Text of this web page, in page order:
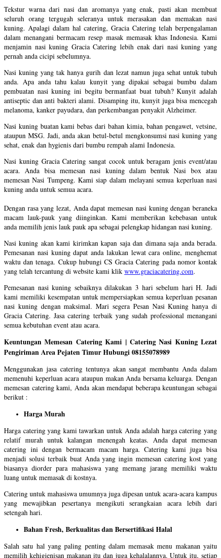
Tekstur warna dari nasi dan aromanya yang enak, pasti akan membuat
seluruh orang tergugah seleranya untuk merasakan dan memakan nasi
kuning. Apalagi dalam hal catering, Gracia Catering telah berpengalaman
dalam menangani bermacam resep masak memasak khas Indonesia. Kami
menjamin nasi kuning Gracia Catering lebih enak dari nasi kuning yang
pernah anda cicipi sebelumnya.
Nasi kuning yang tak hanya gurih dan lezat namun juga sehat untuk tubuh
anda. Apa anda tahu kalau kunyit yang dipakai sebagai bumbu dalam
pembuatan nasi kuning ini begitu bermanfaat buat tubuh? Kunyit adalah
antiseptic dan anti bakteri alami. Disamping itu, kunyit juga bisa mencegah
melanoma, kanker payudara, dan perkembangan penyakit Alzheimer.
Nasi kuning buatan kami bebas dari bahan kimia, bahan pengawet, vetsine,
ataupun MSG. Jadi, anda akan betul-betul mengkonsumsi nasi kuning yang
sehat, enak dan hygienis dari bumbu rempah alami Indonesia.
Nasi kuning Gracia Catering sangat cocok untuk beragam jenis event/atau
acara. Anda bisa memesan nasi kuning dalam bentuk Nasi box atau
memesan Nasi Tumpeng. Kami siap dalam melayani semua keperluan nasi
kuning anda untuk semua acara.
Dengan rasa yang lezat, Anda dapat memesan nasi kuning dengan beraneka
macam lauk-pauk yang diinginkan. Kami memberikan kebebasan untuk
anda memilih jenis lauk pauk apa sebagai pelengkap hidangan nasi kuning.
Nasi kuning akan kami kirimkan kapan saja dan dimana saja anda berada.
Pemesanan nasi kuning dapat anda lakukan lewat cara online, menghemat
waktu dan tenaga. Cukup hubungi CS Gracia Catering pada nomor kontak
yang telah tercantung di website kami klik www.graciacatering.com.
Pemesanan nasi kuning sebaiknya dilakukan 3 hari sebelum hari H. Jadi
kami memiliki kesempatan untuk mempersiapkan semua keperluan pesanan
nasi kuning dengan maksimal. Mari segera Pesan Nasi Kuning hanya di
Gracia Catering. Jasa catering terbaik yang sudah professional menangani
semua kebutuhan event atau acara.
Keuntungan Memesan Catering Kami | Catering Nasi Kuning Lezat
Pengiriman Area Pejaten Timur Hubungi 08155078989
Menggunakan jasa catering tentunya akan sangat membantu Anda dalam
memenuhi keperluan acara ataupun makan Anda bersama keluarga. Dengan
memesan catering kami, Anda akan mendapat beberapa keuntungan sebagai
berikut :
Harga Murah
Harga catering yang kami tawarkan untuk Anda adalah harga catering yang
relatif murah untuk kalangan menengah keatas. Anda dapat memesan
catering ini dengan bermacam macam harga. Catering kami juga bisa
menjadi solusi terbaik buat Anda yang ingin memesan catering kost yang
biasanya diorder para mahasiswa yang memang jarang memiliki waktu
luang untuk memasak di kostnya.
Catering untuk mahasiswa umumnya juga dipesan untuk acara-acara kampus
yang mewajibkan pesertanya mengikuti serangkaian acara lebih dari
setengah hari.
Bahan Fresh, Berkualitas dan Bersertifikasi Halal
Salah satu hal yang paling penting dalam memasak menu makanan yaitu
memilih kehigienisan makanan itu dan juga kehalalannya. Untuk itu, setiap